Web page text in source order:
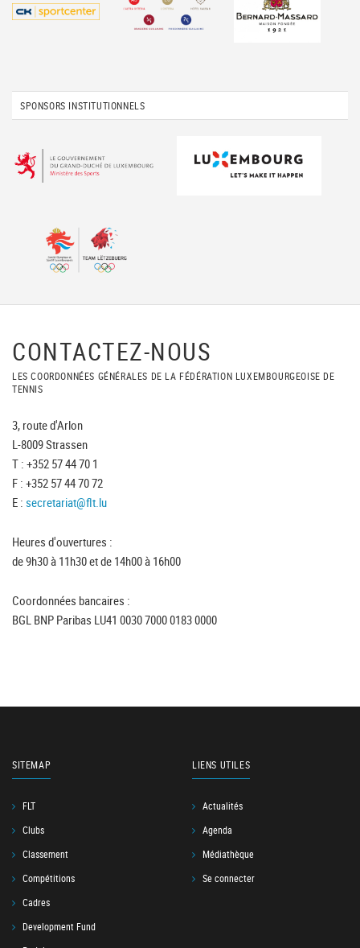
SPONSORS INSTITUTIONNELS
CONTACTEZ-NOUS
LES COORDONNÉES GÉNÉRALES DE LA FÉDÉRATION LUXEMBOURGEOISE DE
TENNIS
3, route d'Arlon
L-8009 Strassen
T : +352 57 44 70 1
F : +352 57 44 70 72
E : secretariat@flt.lu
Heures d'ouvertures :
de 9h30 à 11h30 et de 14h00 à 16h00
Coordonnées bancaires :
BGL BNP Paribas LU41 0030 7000 0183 0000
SITEMAP
FLT
Clubs
Classement
Compétitions
Cadres
Development Fund
LIENS UTILES
Actualités
Agenda
Médiathèque
Se connecter